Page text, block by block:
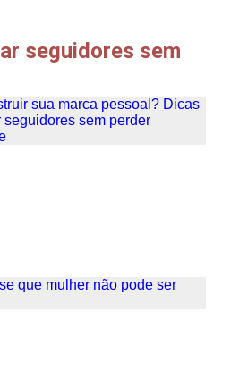
seguidores sem